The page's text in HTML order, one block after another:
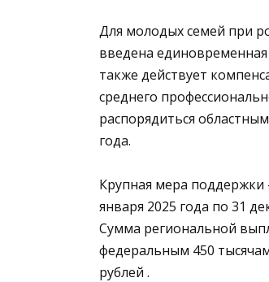
Для молодых семей при
введена
также действует
среднего
распорядиться
года.
Крупная мера
января 2025 года по 31
Сумма региональной
федеральным 450
рублей .